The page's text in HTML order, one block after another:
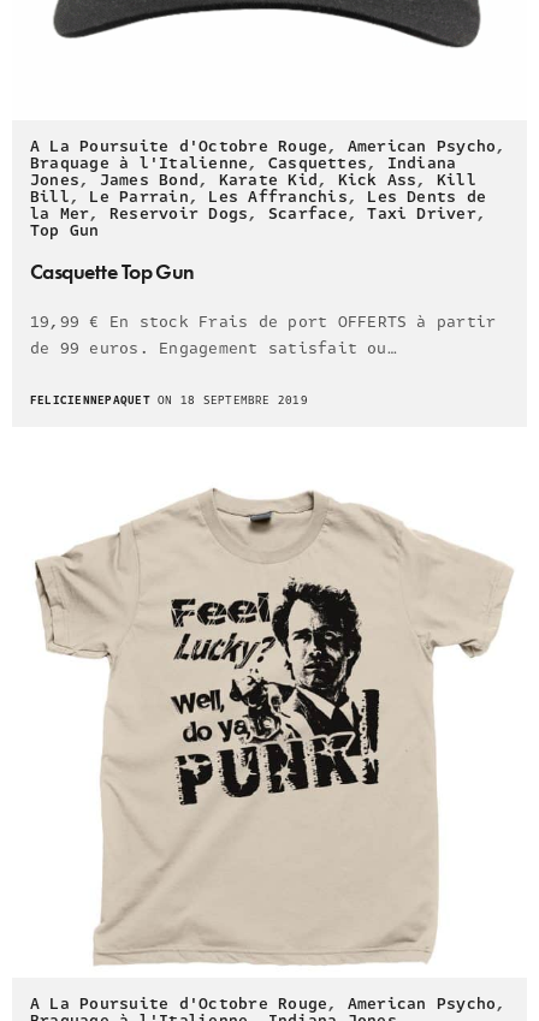
A La Poursuite d'Octobre Rouge, American Psycho,
Braquage à l'Italienne, Casquettes, Indiana
Jones, James Bond, Karate Kid, Kick Ass, Kill
Bill, Le Parrain, Les Affranchis, Les Dents de
la Mer, Reservoir Dogs, Scarface,Taxi Driver,
Top Gun
Casquette Top Gun
19,99 € En stock Frais de port OFFERTS à partir
de 99 euros. Engagement satisfait ou…
FELICIENNEPAQUETON 18 SEPTEMBRE 2019
A La Poursuite d'Octobre Rouge, American Psycho,